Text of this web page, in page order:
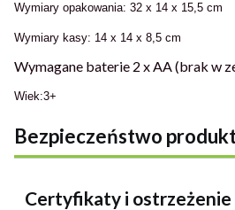
Wymiary opakowania: 32 x 14 x 15,5 cm
Wymiary kasy: 14 x 14 x 8,5 cm
Wymagane baterie 2 x AA (brak w
Wiek:3+
Bezpieczeństwo
Certyfikaty i